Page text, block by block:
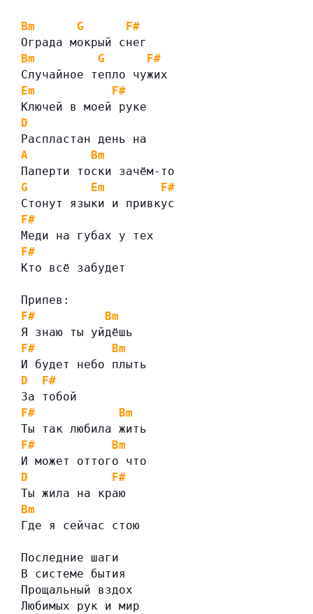
Bm G
F#
Ограда мокрый снег
Bm
G
F#
Случайное тепло чужих
Em
F#
Ключей в моей руке
D
Распластан день на
A
Bm
Паперти тоски зачём-то
G
Em
F#
Стонут языки и привкус
F#
Меди на губах у тех
F#
Кто всё забудет
Припев:
F#
Bm
Я знаю ты уйдёшь
F#
Bm
И будет небо плыть
D
F#
За тобой
F#
Bm
Ты так любила жить
F#
Bm
И может оттого что
D
F#
Ты жила на краю
Bm
Где я сейчас стою
Последние шаги
В системе бытия
Прощальный вздох
Любимых рук и мир